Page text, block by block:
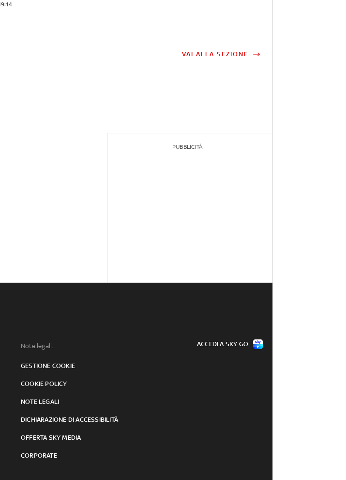
VAI ALLA SEZIONE
PUBBLICITÀ
Note legali:
GESTIONE COOKIE
COOKIE POLICY
NOTE LEGALI
DICHIARAZIONE DI ACCESSIBILITÀ
OFFERTA SKY MEDIA
CORPORATE
ACCEDI A SKY GO